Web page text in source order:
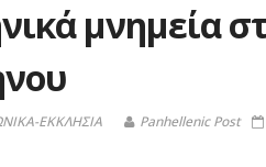
μνημεία
ΕΚΚΛΗΣΙΑ Panhellenic Post